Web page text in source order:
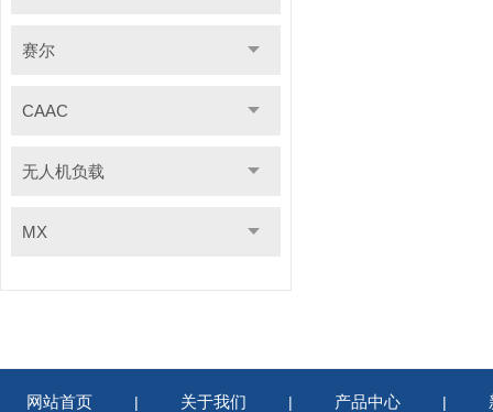
赛尔
CAAC
无人机负载
MX
网站首页 | 关于我们 | 产品中心 |